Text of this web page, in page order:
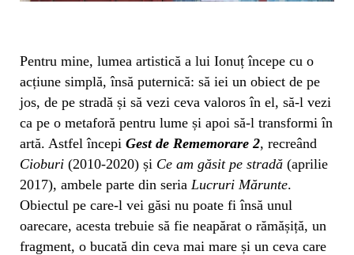
Pentru mine, lumea artistică a lui Ionuț începe cu o
acțiune simplă, însă puternică: să iei un obiect de pe
jos, de pe stradă și să vezi ceva valoros în el, să-l vezi
ca pe o metaforă pentru lume și apoi să-l transformi în
artă. Astfel începi Gest de Rememorare 2, recreând
Cioburi (2010-2020) și Ce am găsit pe stradă (aprilie
2017), ambele parte din seria Lucruri Mărunte.
Obiectul pe care-l vei găsi nu poate fi însă unul
oarecare, acesta trebuie să fie neapărat o rămășiță, un
fragment, o bucată din ceva mai mare și un ceva care